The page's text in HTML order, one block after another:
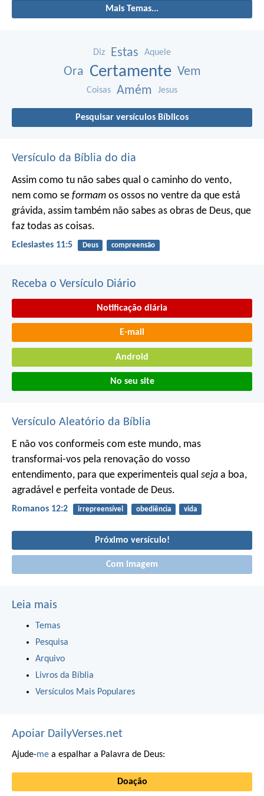
Mais Temas...
Diz Estas Aquele
Ora Certamente Vem
Coisas Amém Jesus
Pesquisar versículos Bíblicos
Versículo da Bíblia do dia
Assim como tu não sabes qual o caminho do vento,
nem como se formam os ossos no ventre da que está
grávida, assim também não sabes as obras de Deus, que
faz todas as coisas.
Eclesiastes 11:5 Deus compreensão
Receba o Versículo Diário
Notificação diária
E-mail
Android
No seu site
Versículo Aleatório da Bíblia
E não vos conformeis com este mundo, mas
transformai-vos pela renovação do vosso
entendimento, para que experimenteis qual seja a boa,
agradável e perfeita vontade de Deus.
Romanos 12:2 irrepreensível obediência vida
Próximo versículo!
Com imagem
Leia mais
Temas
Pesquisa
Arquivo
Livros da Bíblia
Versículos Mais Populares
Apoiar DailyVerses.net
Ajude-me a espalhar a Palavra de Deus:
Doação